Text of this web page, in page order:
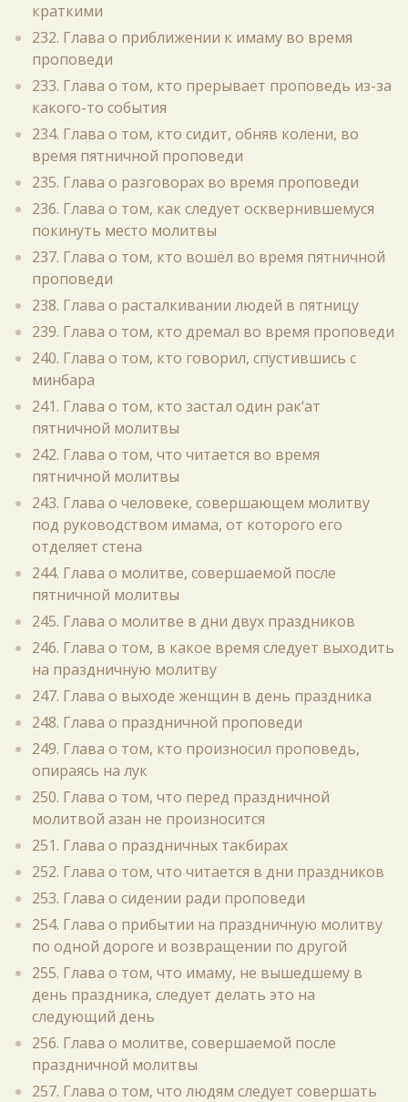
краткими
232. Глава о приближении к имаму во время
проповеди
233. Глава о том, кто прерывает проповедь из-за
какого-то события
234. Глава о том, кто сидит, обняв колени, во
время пятничной проповеди
235. Глава о разговорах во время проповеди
236. Глава о том, как следует осквернившемуся
покинуть место молитвы
237. Глава о том, кто вошёл во время пятничной
проповеди
238. Глава о расталкивании людей в пятницу
239. Глава о том, кто дремал во время проповеди
240. Глава о том, кто говорил, спустившись с
минбара
241. Глава о том, кто застал один рак‘ат
пятничной молитвы
242. Глава о том, что читается во время
пятничной молитвы
243. Глава о человеке, совершающем молитву
под руководством имама, от которого его
отделяет стена
244. Глава о молитве, совершаемой после
пятничной молитвы
245. Глава о молитве в дни двух праздников
246. Глава о том, в какое время следует выходить
на праздничную молитву
247. Глава о выходе женщин в день праздника
248. Глава о праздничной проповеди
249. Глава о том, кто произносил проповедь,
опираясь на лук
250. Глава о том, что перед праздничной
молитвой азан не произносится
251. Глава о праздничных такбирах
252. Глава о том, что читается в дни праздников
253. Глава о сидении ради проповеди
254. Глава о прибытии на праздничную молитву
по одной дороге и возвращении по другой
255. Глава о том, что имаму, не вышедшему в
день праздника, следует делать это на
следующий день
256. Глава о молитве, совершаемой после
праздничной молитвы
257. Глава о том, что людям следует совершать